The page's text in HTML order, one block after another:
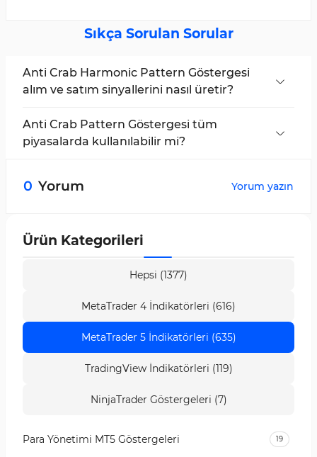
Sıkça Sorulan Sorular
Anti Crab Harmonic Pattern Göstergesi
alım ve satım sinyallerini nasıl üretir?
formasyon yapısı dönüş için onaylandığında
alım veya satım sinyalleri sağlar.
Anti Crab Pattern Göstergesi tüm
piyasalarda kullanılabilir mi?
uygulanabilir.
0 Yorum Yorum yazın
Ürün Kategorileri
Hepsi (1377)
MetaTrader 4 İndikatörleri (616)
MetaTrader 5 İndikatörleri (635)
TradingView İndikatörleri (119)
NinjaTrader Göstergeleri (7)
Para Yönetimi MT5 Göstergeleri 19